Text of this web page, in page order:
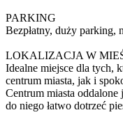
PARKING
Bezpłatny, duży parking,
LOKALIZACJA W
Idealne miejsce dla tych,
centrum miasta, jak i
Centrum miasta
do niego łatwo dotrzeć